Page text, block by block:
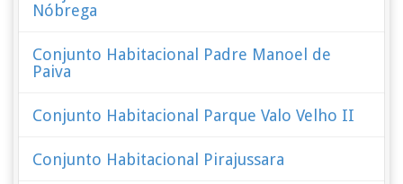
Nóbrega
Conjunto Habitacional Padre Manoel de
Paiva
Conjunto Habitacional Parque Valo Velho II
Conjunto Habitacional Pirajussara